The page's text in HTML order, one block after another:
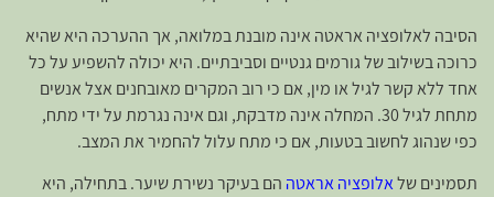
הסיבה לאלופציה אראטה אינה מובנת במלואה, אך ההערכה היא שהיא
כרוכה בשילוב של גורמים גנטיים וסביבתיים. היא יכולה להשפיע על כל
אחד ללא קשר לגיל או מין, אם כי רוב המקרים מאובחנים אצל אנשים
מתחת לגיל 30. המחלה אינה מדבקת, וגם אינה נגרמת על ידי מתח,
כפי שנהוג לחשוב בטעות, אם כי מתח עלול להחמיר את המצב.
תסמינים שלאלופציה אראטה הם בעיקר נשירת שיער. בתחילה, היא